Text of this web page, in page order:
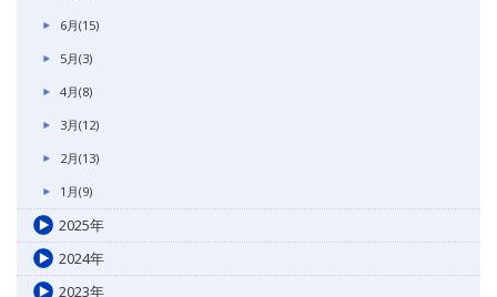
6月(15)
5月(3)
4月(8)
3月(12)
2月(13)
1月(9)
2025年
2024年
2023年